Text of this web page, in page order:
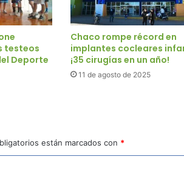
testeos
Deporte
Chaco rompe récord en
implantes cocleares
¡35 cirugías en un año!
11 de agosto de 2025
están marcados con *